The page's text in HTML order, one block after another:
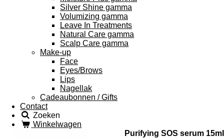
Silver Shine gamma
Volumizing gamma
Leave In Treatments
Natural Care gamma
Scalp Care gamma
Make-up
Face
Eyes/Brows
Lips
Nagellak
Cadeaubonnen / Gifts
Contact
Zoeken
Winkelwagen
Purifying SOS serum 15ml